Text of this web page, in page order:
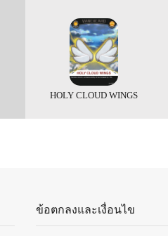
HOLY CLOUD WINGS
ข้อตกลงและเงื่อนไข